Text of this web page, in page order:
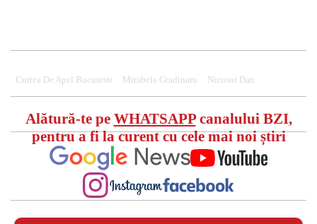
Curtea De Apel Bucuresti Mirabela Gradinaru Nicusor Dan
Alătură-te pe WHATSAPPcanalului BZI,
pentru a fi la curent cu cele mai noi știri